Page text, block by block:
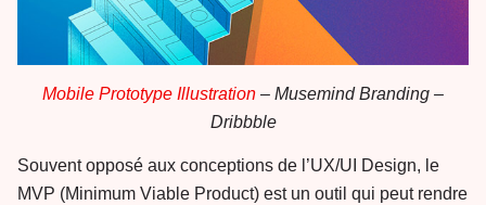
Mobile Prototype Illustration – Musemind Branding –
Dribbble
Souvent opposé aux conceptions de l’UX/UI Design, le
MVP (Minimum Viable Product) est un outil qui peut rendre